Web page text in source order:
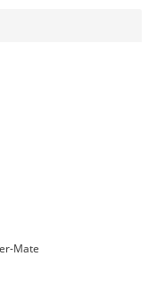
Mate